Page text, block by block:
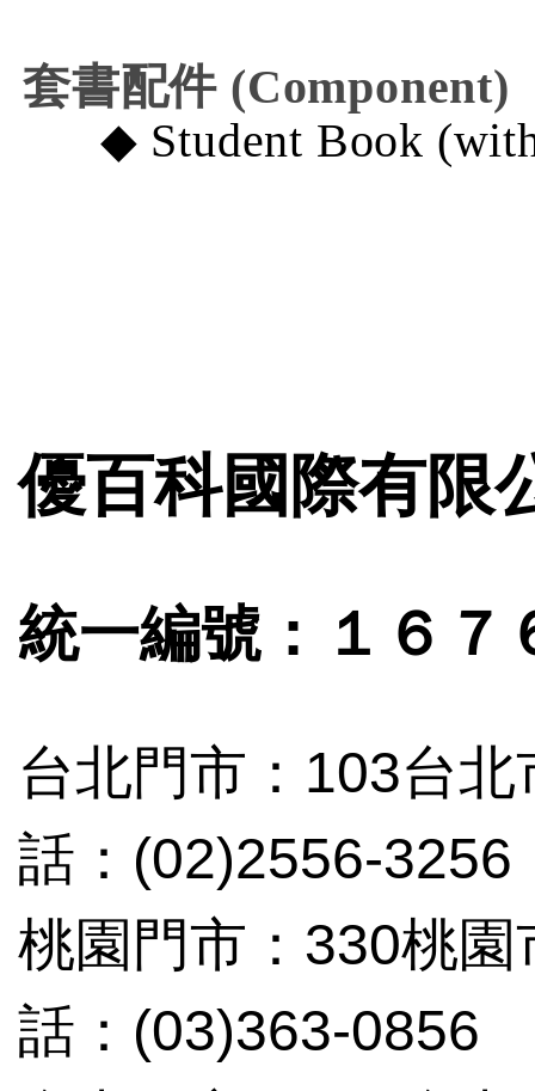
套書配件 (Component)
◆ Student Book
優百科國際有限
統一編號：１６７
台北門市：103台
話：(02)2556-3256
桃園門市：330桃
話：(03)363-0856